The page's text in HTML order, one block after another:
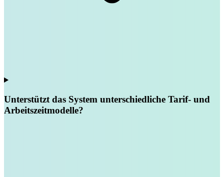
Unterstützt das System unterschiedliche Tarif- und
Arbeitszeitmodelle?